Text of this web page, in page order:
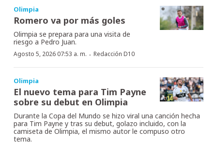
Olimpia
Romero va por más goles
Olimpia se prepara para una visita de
riesgo a Pedro Juan.
Agosto 5, 2026 07:53 a. m. · Redacción D10
Olimpia
El nuevo tema para Tim Payne
sobre su debut en Olimpia
Durante la Copa del Mundo se hizo viral una canción hecha
para Tim Payne y tras su debut, golazo incluido, con la
camiseta de Olimpia, el mismo autor le compuso otro
tema.